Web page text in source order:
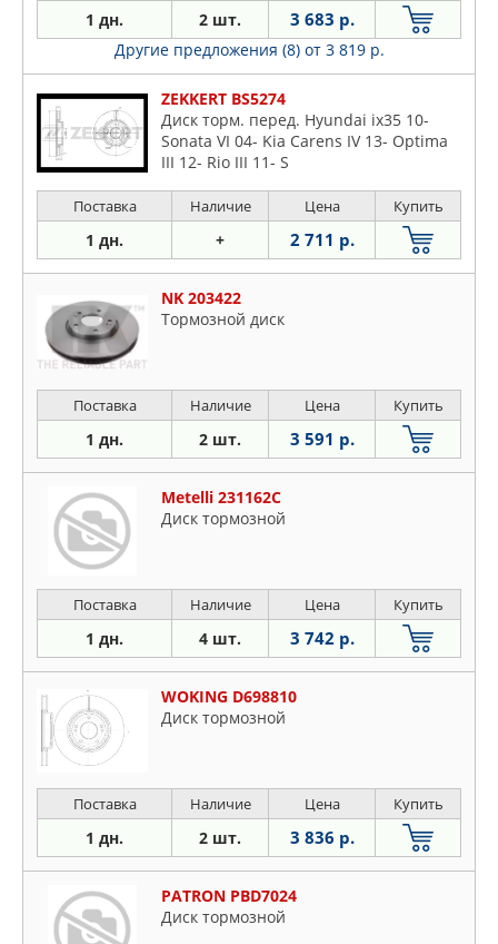
1 дн. 2 шт. 3 683 р.
Другие предложения (8) от 3 819 р.
ZEKKERT BS5274
Диск торм. перед. Hyundai ix35 10-
Sonata VI 04- Kia Carens IV 13- Optima
III 12- Rio III 11- S
Поставка Наличие Цена Купить
1 дн. + 2 711 р.
NK 203422
Тормозной диск
Поставка Наличие Цена Купить
1 дн. 2 шт. 3 591 р.
Metelli 231162C
Диск тормозной
Поставка Наличие Цена Купить
1 дн. 4 шт. 3 742 р.
WOKING D698810
Диск тормозной
Поставка Наличие Цена Купить
1 дн. 2 шт. 3 836 р.
PATRON PBD7024
Диск тормозной